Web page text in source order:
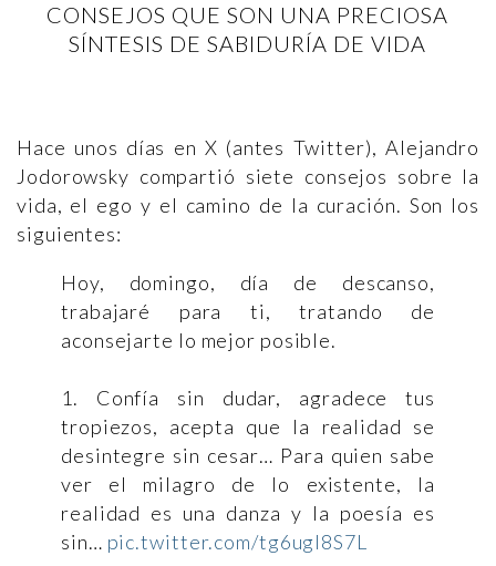
CONSEJOS QUE SON UNA PRECIOSA
SÍNTESIS DE SABIDURÍA DE VIDA
Hace unos días en X (antes Twitter), Alejandro
Jodorowsky compartió siete consejos sobre la
vida, el ego y el camino de la curación. Son los
siguientes:
Hoy, domingo, día de descanso,
trabajaré para ti, tratando de
aconsejarte lo mejor posible.
1. Confía sin dudar, agradece tus
tropiezos, acepta que la realidad se
desintegre sin cesar… Para quien sabe
ver el milagro de lo existente, la
realidad es una danza y la poesía es
sin… pic.twitter.com/tg6ugl8S7L